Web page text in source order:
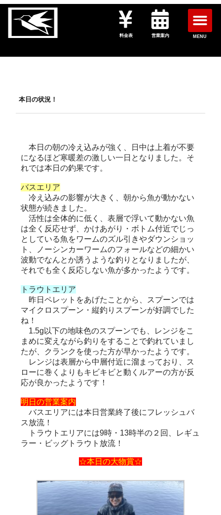
料金表 営業案内 MENU
本日の状況！
本日の朝の冷え込みが強く、日中は上着が不要
になるほど寒暖差の激しい一日となりました。そ
れでは本日の釣果です。
バスエリア
冷え込みの影響が大きく、朝から魚が動かない
状態が続きました。
活性は全体的に低く、表層で浮いて動かない魚
は全く反応せず、かけあがり・ボトム付近でじっ
としている魚をワームのズル引きやダウンショッ
ト、ノーシンカーワームのフォールなどの細かい
波動でなんとか誘うような釣りとなりましたが、
それでも全く反応しない魚が多かったようです。
トラウトエリア
昨日ペレットをあげたことから、スプーンでは
マイクロスプーン・縦釣りスプーンが好調でした
ね！
1.5g以下の地味色のスプーンでも、レンジをこ
まめに変えながら釣りをすることで釣れていまし
たが、クランクを使った方が早かったようです。
レンジは表層から中層付近に溜まっており、ス
ローに巻くよりもキビキビと動くルアーの方が反
応が良かったようです！
明日の営業案内
バスエリアには本日営業終了後にフレッシュバ
ス放流！
トラウトエリアには9時・13時半の２回、レギュ
ラー・ビッグトラウト放流！
☆本日の大物賞☆